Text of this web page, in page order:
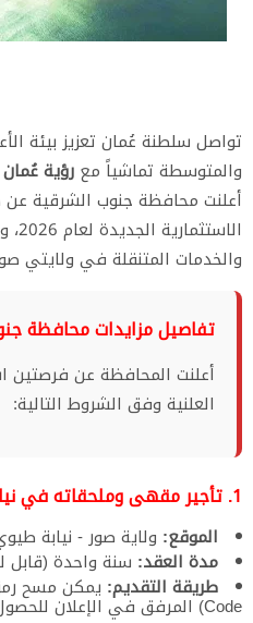
تواصل سلطنة عُمان تعزيز بيئة
والمتوسطة تماشياً مع رؤية عُمان 2040
أعلنت محافظة جنوب الشرقية
والخدمات المتنقلة في ولايتي
تفاصيل مزايدات محافظة جنوب
أعلنت المحافظة عن فرصتين
العلنية وفق الشروط التالية:
1. تأجير مقهى وملحقاته في نيابة طيوي
الموقع: ولاية صور - نيابة
مدة العقد: سنة واحدة (قابل
طريقة التقديم:
Code) المرفق في الإعلان للحصول على الإحداثيات والتفاصيل.